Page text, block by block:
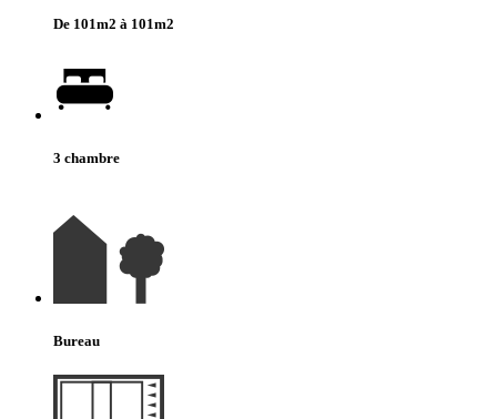
De 101m2 à 101m2
3 chambre
Bureau